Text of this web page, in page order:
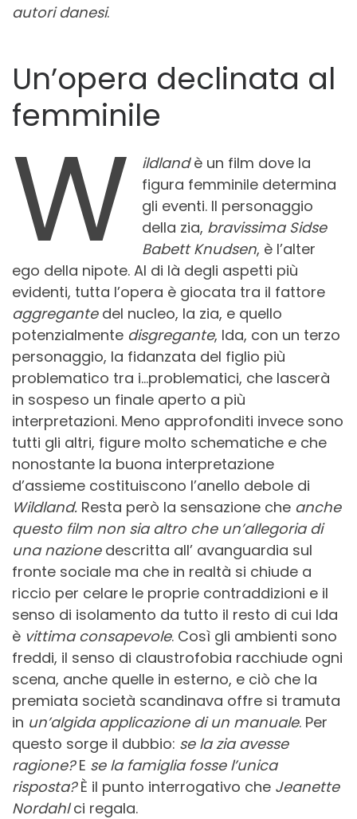
autori danesi.
Un’opera declinata al
femminile
W ildlandè un film dove la
figura femminile determina
gli eventi. Il personaggio
della zia, bravissima Sidse
Babett Knudsen, è l’alter
ego della nipote. Al di là degli aspetti più
evidenti, tutta l’opera è giocata tra il fattore
aggregantedel nucleo, la zia, e quello
potenzialmente disgregante, Ida, con un terzo
personaggio, la fidanzata del figlio più
problematico tra i…problematici, che lascerà
in sospeso un finale aperto a più
interpretazioni. Meno approfonditi invece sono
tutti gli altri, figure molto schematiche e che
nonostante la buona interpretazione
d’assieme costituiscono l’anello debole di
Wildland. Resta però la sensazione che anche
questo film non sia altro che un’allegoria di
una nazione descritta all’ avanguardia sul
fronte sociale ma che in realtà si chiude a
riccio per celare le proprie contraddizioni e il
senso di isolamento da tutto il resto di cui Ida
è vittima consapevole. Così gli ambienti sono
freddi, il senso di claustrofobia racchiude ogni
scena, anche quelle in esterno, e ciò che la
premiata società scandinava offre si tramuta
in un’algida applicazione di un manuale. Per
questo sorge il dubbio: se la zia avesse
ragione?E se la famiglia fosse l’unica
risposta?È il punto interrogativo che Jeanette
Nordahlci regala.